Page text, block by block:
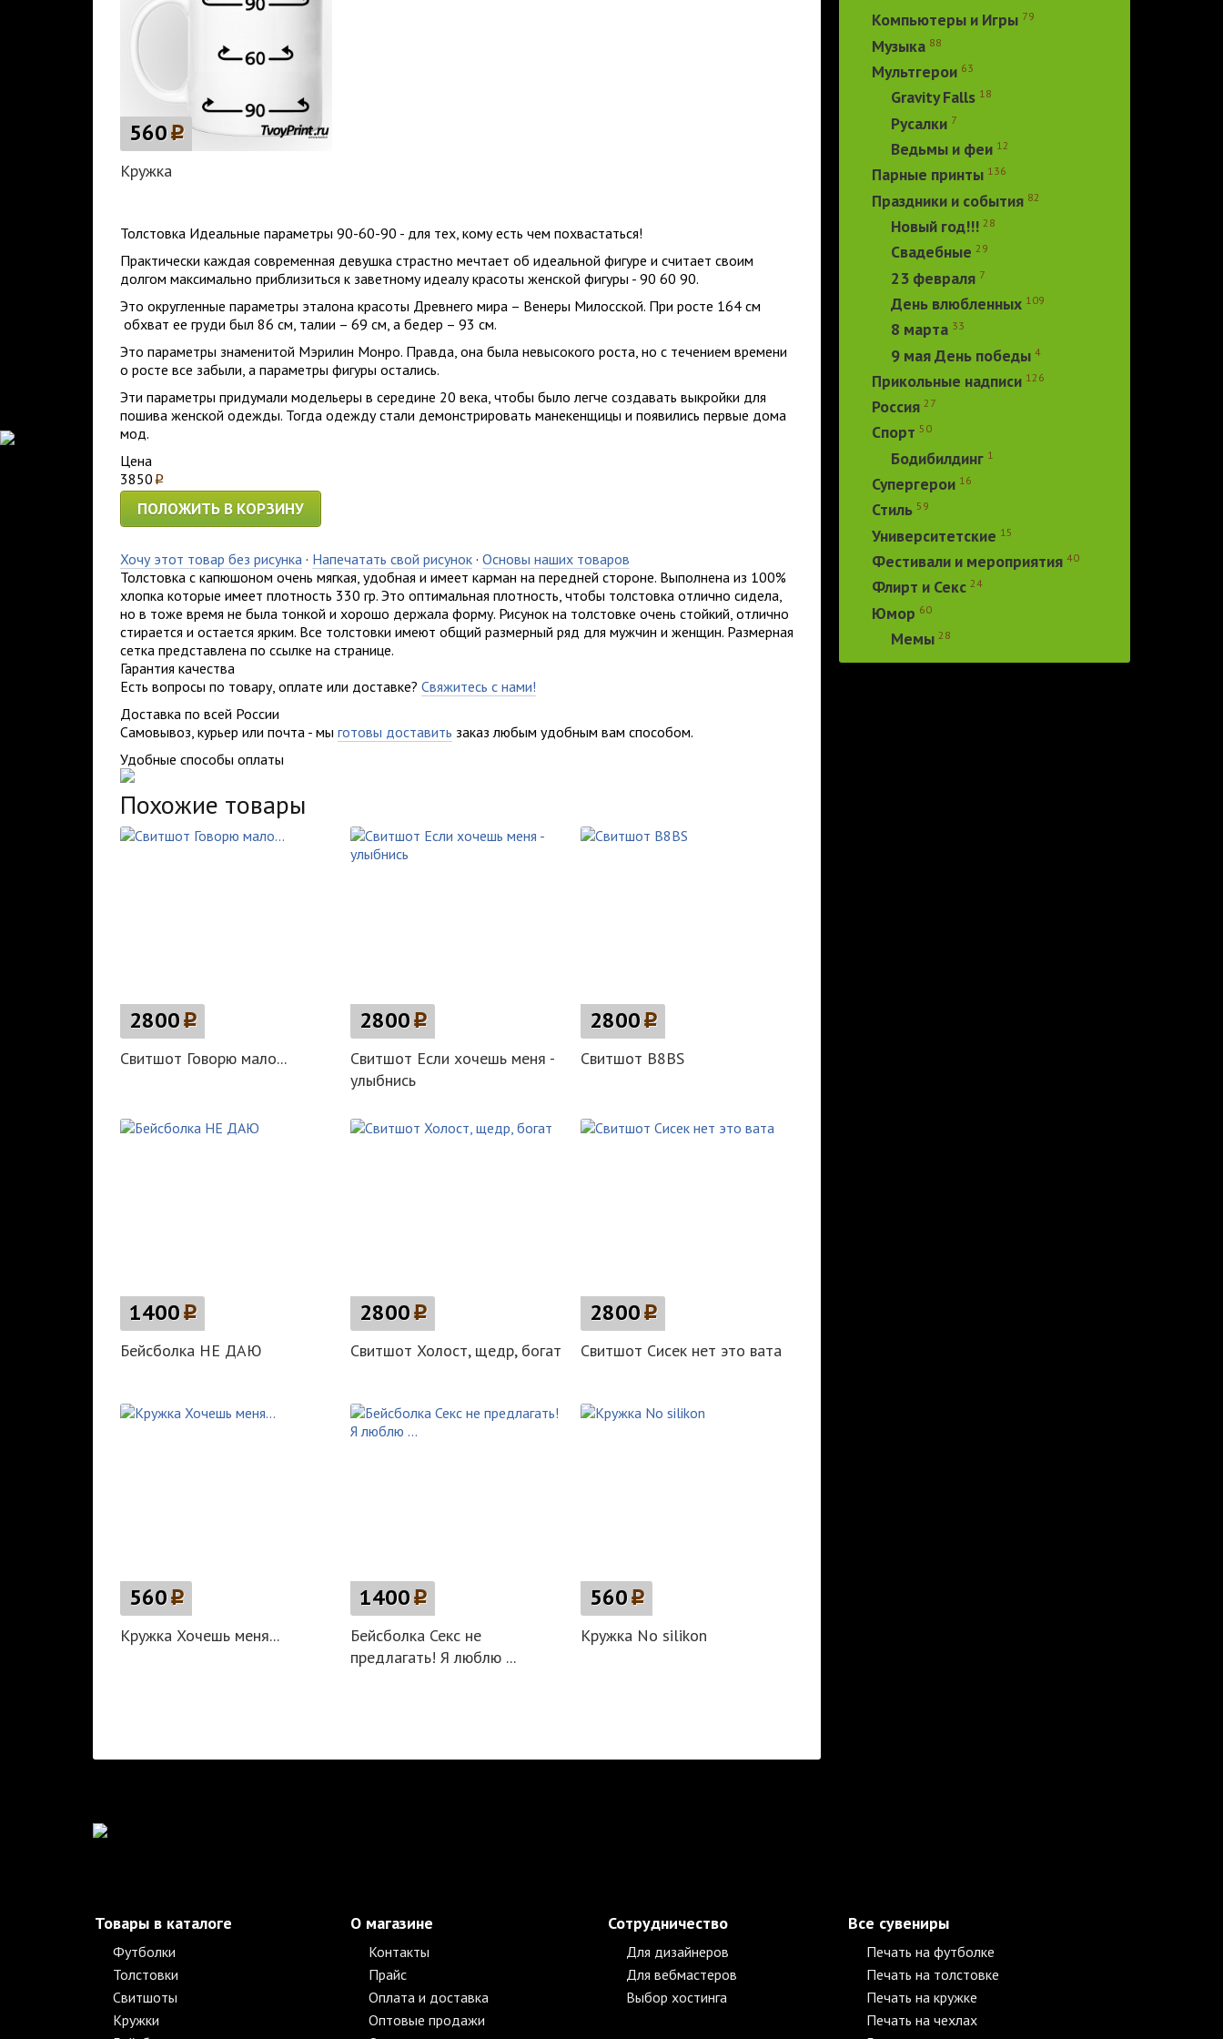
560p
Кружка
Толстовка Идеальные параметры 90-60-90 - для тех, кому есть чем похвастаться!
Практически каждая современная девушка страстно мечтает об идеальной фигуре и считает своим
долгом максимально приблизиться к заветному идеалу красоты женской фигуры - 90 60 90.
Это округленные параметры эталона красоты Древнего мира – Венеры Милосской. При росте 164 см
обхват ее груди был 86 см, талии – 69 см, а бедер – 93 см.
Это параметры знаменитой Мэрилин Монро. Правда, она была невысокого роста, но с течением времени
о росте все забыли, а параметры фигуры остались.
Эти параметры придумали модельеры в середине 20 века, чтобы было легче создавать выкройки для
пошива женской одежды. Тогда одежду стали демонстрировать манекенщицы и появились первые дома
мод.
Цена
3850p
ПОЛОЖИТЬ В КОРЗИНУ
Хочу этот товар без рисунка · Напечатать свой рисунок · Основы наших товаров
Толстовка с капюшоном очень мягкая, удобная и имеет карман на передней стороне. Выполнена из 100%
хлопка которые имеет плотность 330 гр. Это оптимальная плотность, чтобы толстовка отлично сидела,
но в тоже время не была тонкой и хорошо держала форму. Рисунок на толстовке очень стойкий, отлично
стирается и остается ярким. Все толстовки имеют общий размерный ряд для мужчин и женщин. Размерная
сетка представлена по ссылке на странице.
Гарантия качества
Есть вопросы по товару, оплате или доставке? Свяжитесь с нами!
Доставка по всей России
Самовывоз, курьер или почта - мы готовы доставить заказ любым удобным вам способом.
Удобные способы оплаты
Похожие товары
2800p
Свитшот Говорю мало...
2800p
Свитшот Если хочешь меня -
улыбнись
2800p
Свитшот B8BS
1400p
Бейсболка НЕ ДАЮ
2800p
Свитшот Холост, щедр, богат
2800p
Свитшот Сисек нет это вата
560p
Кружка Хочешь меня...
1400p
Бейсболка Секс не
предлагать! Я люблю ...
560p
Кружка No silikon
Компьютеры и Игры 79
Музыка 88
Мультгерои 63
Gravity Falls 18
Русалки 7
Ведьмы и феи 12
Парные принты 136
Праздники и события 82
Новый год!!! 28
Свадебные 29
23 февраля 7
День влюбленных 109
8 марта 33
9 мая День победы 4
Прикольные надписи 126
Россия 27
Спорт 50
Бодибилдинг 1
Супергерои 16
Стиль 59
Университетские 15
Фестивали и мероприятия 40
Флирт и Секс 24
Юмор 60
Мемы 28
Товары в каталоге
Футболки
Толстовки
Свитшоты
Кружки
О магазине
Контакты
Прайс
Оплата и доставка
Оптовые продажи
Сотрудничество
Для дизайнеров
Для вебмастеров
Выбор хостинга
Все сувениры
Печать на футболке
Печать на толстовке
Печать на кружке
Печать на чехлах